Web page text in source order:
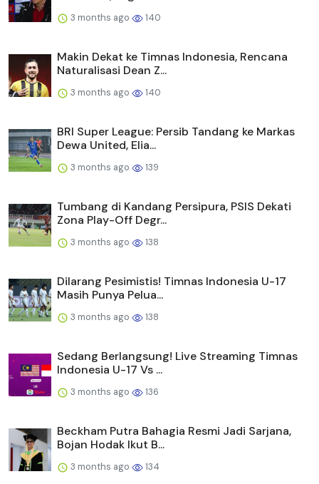
3 months ago 140
Makin Dekat ke Timnas Indonesia, Rencana
Naturalisasi Dean Z...
3 months ago 140
BRI Super League: Persib Tandang ke Markas
Dewa United, Elia...
3 months ago 139
Tumbang di Kandang Persipura, PSIS Dekati
Zona Play-Off Degr...
3 months ago 138
Dilarang Pesimistis! Timnas Indonesia U-17
Masih Punya Pelua...
3 months ago 138
Sedang Berlangsung! Live Streaming Timnas
Indonesia U-17 Vs ...
3 months ago 136
Beckham Putra Bahagia Resmi Jadi Sarjana,
Bojan Hodak Ikut B...
3 months ago 134